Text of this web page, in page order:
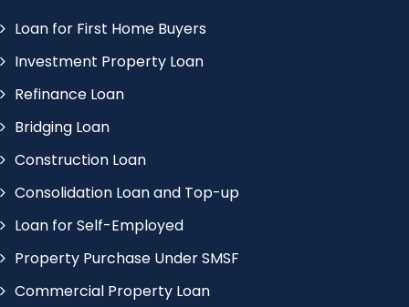
Loan for First Home Buyers
Investment Property Loan
Refinance Loan
Bridging Loan
Construction Loan
Consolidation Loan and Top-up
Loan for Self-Employed
Property Purchase Under SMSF
Commercial Property Loan